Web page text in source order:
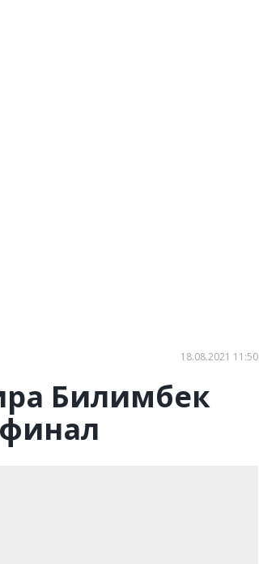
18.08.2021 11:50
Билимбек